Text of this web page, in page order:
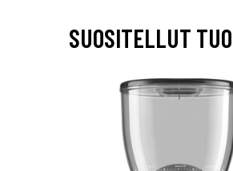
SUOSITELLUT